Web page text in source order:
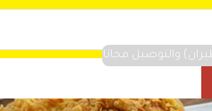
والتوصيل مجانا